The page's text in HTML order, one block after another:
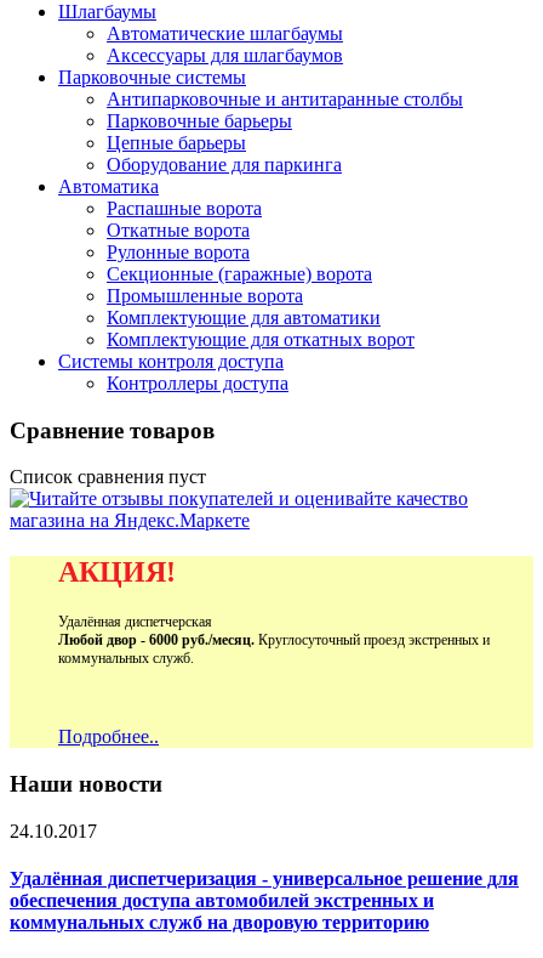
Шлагбаумы
Автоматические шлагбаумы
Аксессуары для шлагбаумов
Парковочные системы
Антипарковочные и антитаранные столбы
Парковочные барьеры
Цепные барьеры
Оборудование для паркинга
Автоматика
Распашные ворота
Откатные ворота
Рулонные ворота
Секционные (гаражные) ворота
Промышленные ворота
Комплектующие для автоматики
Комплектующие для откатных ворот
Системы контроля доступа
Контроллеры доступа
Сравнение товаров
Список сравнения пуст
АКЦИЯ!
Удалённая диспетчерская
Любой двор - 6000 руб./месяц. Круглосуточный проезд экстренных и
коммунальных служб.
Подробнее..
Наши новости
24.10.2017
Удалённая диспетчеризация - универсальное решение для
обеспечения доступа автомобилей экстренных и
коммунальных служб на дворовую территорию